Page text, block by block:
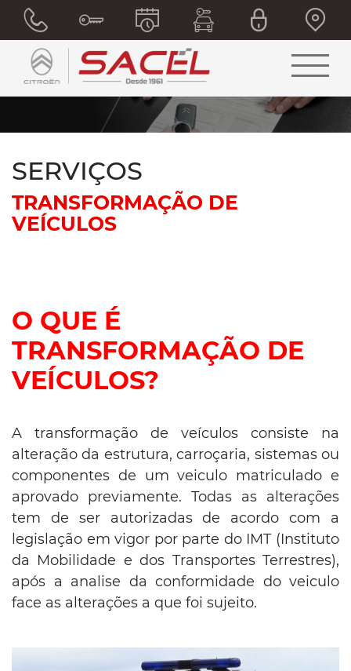
SERVIÇOS
TRANSFORMAÇÃO DE
VEÍCULOS
O QUE É
TRANSFORMAÇÃO DE
VEÍCULOS?
A transformação de veículos consiste na
alteração da estrutura, carroçaria, sistemas ou
componentes de um veiculo matriculado e
aprovado previamente. Todas as alterações
tem de ser autorizadas de acordo com a
legislação em vigor por parte do IMT (Instituto
da Mobilidade e dos Transportes Terrestres),
após a analise da conformidade do veiculo
face as alterações a que foi sujeito.